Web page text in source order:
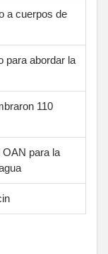
a cuerpos de
para abordar la
110
para la